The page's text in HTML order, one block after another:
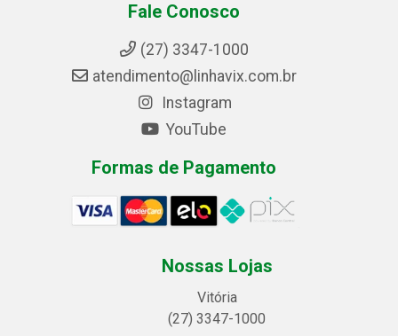
Fale Conosco
(27) 3347-1000
atendimento@linhavix.com.br
Instagram
YouTube
Formas de Pagamento
Nossas Lojas
Vitória
(27) 3347-1000